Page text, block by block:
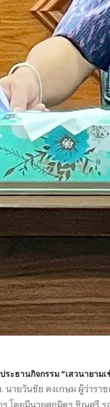
ระธานกิจกรรม “เสวนายา
นายวันชัย คงเกษม ผู้ว่ารา
โดยมีนายศุภมิตร ชิณศรี